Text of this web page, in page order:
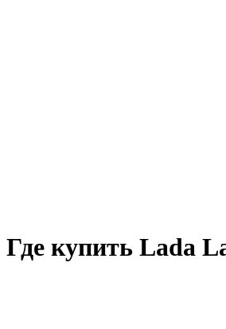
Где купить Lada